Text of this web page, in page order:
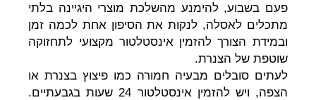
פעם בשבוע, להימנע מהשלכת מוצרי היגיינה בלתי
מתכלים לאסלה, לנקות את הסיפון אחת לכמה זמן
ובמידת הצורך להזמין אינסטלטור מקצועי לתחזוקה
שוטפת של הצנרת.
לעתים סובלים מבעיה חמורה כמו פיצוץ בצנרת או
הצפה, ויש להזמין אינסטלטור 24 שעות בגבעתיים.